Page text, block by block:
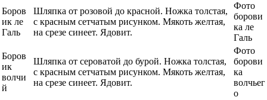
Боров
ик ле
Галь
Шляпка от розовой до красной. Ножка толстая,
с красным сетчатым рисунком. Мякоть желтая,
на срезе синеет. Ядовит.
Фото
борови
ка ле
Галь
Боров
ик
волчи
й
Шляпка от сероватой до бурой. Ножка толстая,
с красным сетчатым рисунком. Мякоть желтая,
на срезе синеет. Ядовит.
Фото
борови
ка
волчьег
о